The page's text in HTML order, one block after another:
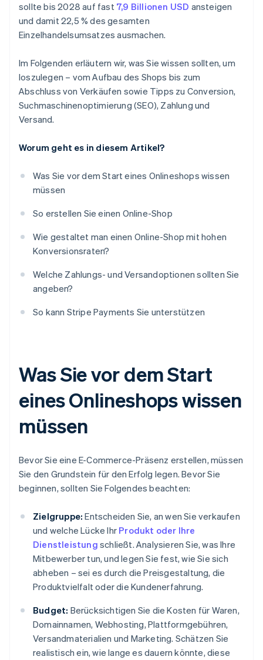
sollte bis 2028 auf fast 7,9 Billionen USD ansteigen
und damit 22,5 % des gesamten
Einzelhandelsumsatzes ausmachen.
Im Folgenden erläutern wir, was Sie wissen sollten, um
loszulegen – vom Aufbau des Shops bis zum
Abschluss von Verkäufen sowie Tipps zu Conversion,
Suchmaschinenoptimierung (SEO), Zahlung und
Versand.
Worum geht es in diesem Artikel?
Was Sie vor dem Start eines Onlineshops wissen
müssen
So erstellen Sie einen Online-Shop
Wie gestaltet man einen Online-Shop mit hohen
Konversionsraten?
Welche Zahlungs- und Versandoptionen sollten Sie
angeben?
So kann Stripe Payments Sie unterstützen
Was Sie vor dem Start
eines Onlineshops wissen
müssen
Bevor Sie eine E-Commerce-Präsenz erstellen, müssen
Sie den Grundstein für den Erfolg legen. Bevor Sie
beginnen, sollten Sie Folgendes beachten:
Zielgruppe: Entscheiden Sie, an wen Sie verkaufen
und welche Lücke Ihr Produkt oder Ihre
Dienstleistung schließt. Analysieren Sie, was Ihre
Mitbewerber tun, und legen Sie fest, wie Sie sich
abheben – sei es durch die Preisgestaltung, die
Produktvielfalt oder die Kundenerfahrung.
Budget: Berücksichtigen Sie die Kosten für Waren,
Domainnamen, Webhosting, Plattformgebühren,
Versandmaterialien und Marketing. Schätzen Sie
realistisch ein, wie lange es dauern könnte, diese